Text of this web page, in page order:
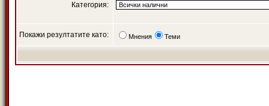
Категория:
Покажи резултатите като: Мнения Теми